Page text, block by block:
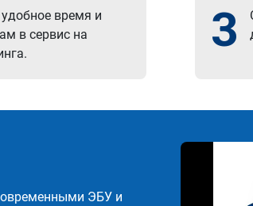
время и
в сервис на
3
ЭБУ и